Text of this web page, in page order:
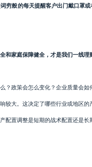
穷般的每天提醒客户出门戴口罩
家庭保障健全，才是我们一线理
？政策会怎么变化？企业质量会如
大。这决定了哪些行业或地区的
置调整是短期的战术配置还是长